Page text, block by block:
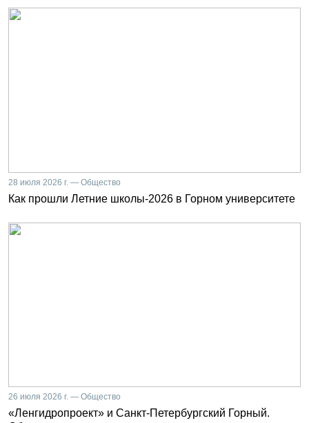
28 июля 2026 г. — Общество
Как прошли Летние школы-2026 в Горном университете
26 июля 2026 г. — Общество
«Ленгидропроект» и Санкт-Петербургский Горный.